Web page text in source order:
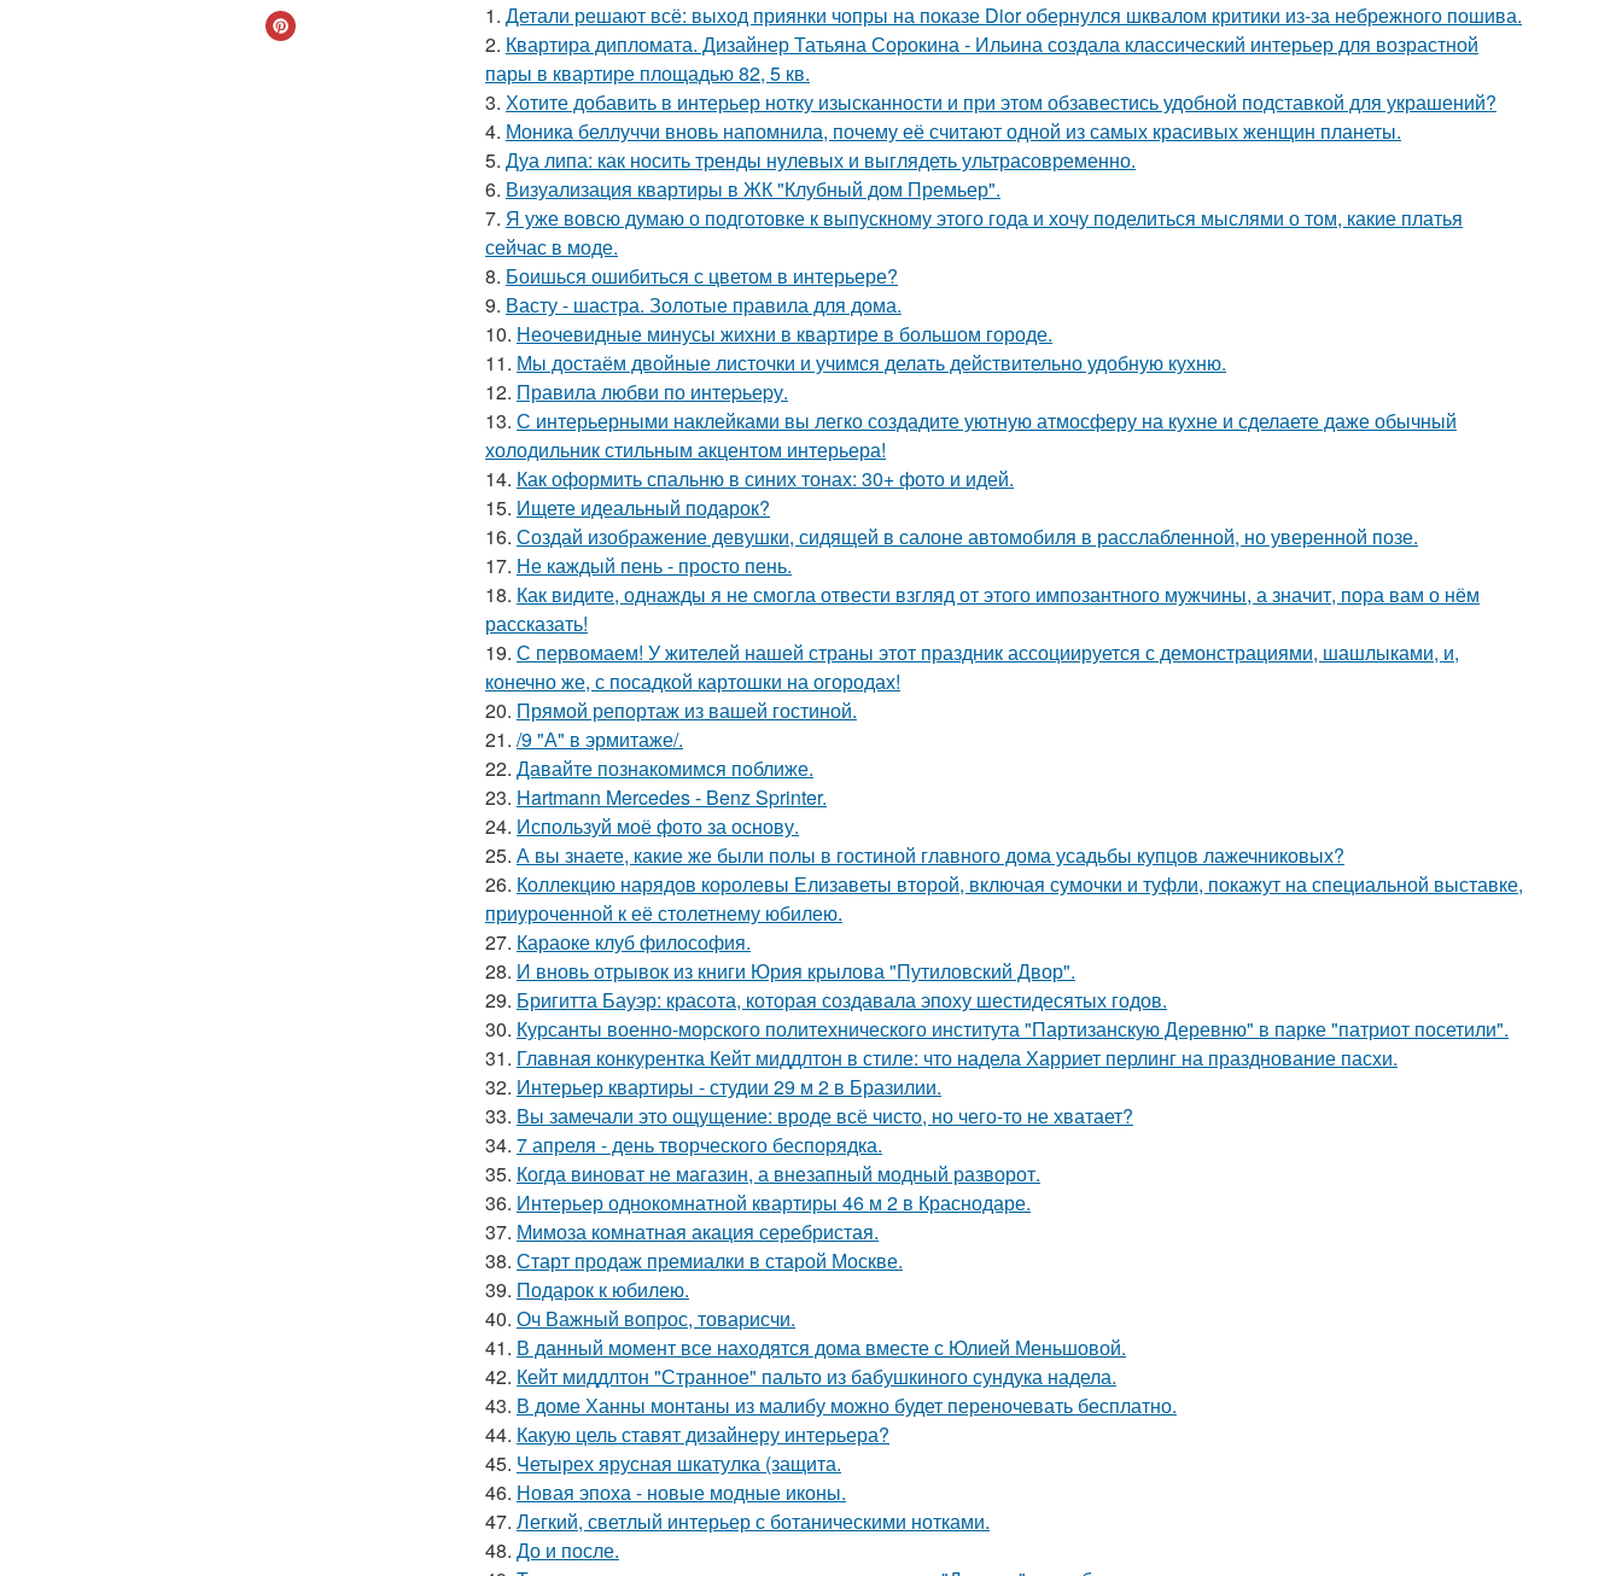
1. Детали решают всё: выход приянки чопры на показе Dior обернулся шквалом критики из-за небрежного пошива.
2. Квартира дипломата. Дизайнер Татьяна Сорокина - Ильина создала классический интерьер для возрастной
пары в квартире площадью 82, 5 кв.
3. Хотите добавить в интерьер нотку изысканности и при этом обзавестись удобной подставкой для украшений?
4. Моника беллуччи вновь напомнила, почему её считают одной из самых красивых женщин планеты.
5. Дуа липа: как носить тренды нулевых и выглядеть ультрасовременно.
6. Визуализация квартиры в ЖК "Клубный дом Премьер".
7. Я уже вовсю думаю о подготовке к выпускному этого года и хочу поделиться мыслями о том, какие платья
сейчас в моде.
8. Боишься ошибиться с цветом в интерьере?
9. Васту - шастра. Золотые правила для дома.
10. Неочевидные минусы жихни в квартире в большом городе.
11. Мы достаём двойные листочки и учимся делать действительно удобную кухню.
12. Правила любви по интеpьеpу.
13. С интерьерными наклейками вы легко создадите уютную атмосферу на кухне и сделаете даже обычный
холодильник стильным акцентом интерьера!
14. Как оформить спальню в синих тонах: 30+ фото и идей.
15. Ищете идеальный подарок?
16. Создай изображение девушки, сидящей в салоне автомобиля в расслабленной, но уверенной позе.
17. Не каждый пень - просто пень.
18. Как видите, однажды я не смогла отвести взгляд от этого импозантного мужчины, а значит, пора вам о нём
рассказать!
19. С первомаем! У жителей нашей страны этот праздник ассоциируется с демонстрациями, шашлыками, и,
конечно же, с посадкой картошки на огородах!
20. Прямой репортаж из вашей гостиной.
21. /9 "А" в эрмитаже/.
22. Давайте познакомимся поближе.
23. Hartmann Mercedes - Benz Sprinter.
24. Используй моё фото за основу.
25. А вы знаете, какие же были полы в гостиной главного дома усадьбы купцов лажечниковых?
26. Коллекцию нарядов королевы Елизаветы второй, включая сумочки и туфли, покажут на специальной выставке,
приуроченной к её столетнему юбилею.
27. Караоке клуб философия.
28. И вновь отрывок из книги Юрия крылова "Путиловский Двор".
29. Бригитта Бауэр: красота, которая создавала эпоху шестидесятых годов.
30. Курсанты военно-морского политехнического института "Партизанскую Деревню" в парке "патриот посетили".
31. Главная конкурентка Кейт миддлтон в стиле: что надела Харриет перлинг на празднование пасхи.
32. Интерьер квартиры - студии 29 м 2 в Бразилии.
33. Вы замечали это ощущение: вроде всё чисто, но чего-то не хватает?
34. 7 апреля - день творческого беспорядка.
35. Когда виноват не магазин, а внезапный модный разворот.
36. Интерьер однокомнатной квартиры 46 м 2 в Краснодаре.
37. Мимоза комнатная акация серебристая.
38. Старт продаж премиалки в старой Москве.
39. Подарок к юбилею.
40. Оч Важный вопрос, товарисчи.
41. В данный момент все находятся дома вместе с Юлией Меньшовой.
42. Кейт миддлтон "Странное" пальто из бабушкиного сундука надела.
43. В доме Ханны монтаны из малибу можно будет переночевать бесплатно.
44. Какую цель ставят дизайнеру интерьера?
45. Четырех ярусная шкатулка (защита.
46. Новая эпоха - новые модные иконы.
47. Легкий, светлый интерьер с ботаническими нотками.
48. До и после.